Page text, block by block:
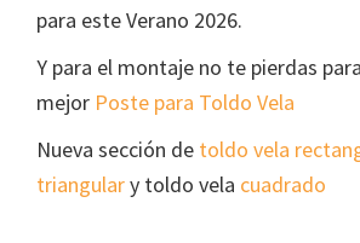
para este Verano 2026.
Y para el montaje no te pierdas
mejor Poste para Toldo Vela
Nueva sección de toldo vela
triangulary toldo vela cuadrado